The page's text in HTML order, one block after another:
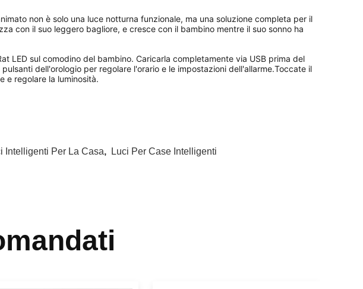
non è solo una luce notturna funzionale, ma una soluzione completa per il
con il suo leggero bagliore, e cresce con il bambino mentre il suo sonno ha
LED sul comodino del bambino. Caricarla completamente via USB prima del
dell'orologio per regolare l'orario e le impostazioni dell'allarme.Toccate il
e regolare la luminosità.
Intelligenti Per La Casa, Luci Per Case Intelligenti